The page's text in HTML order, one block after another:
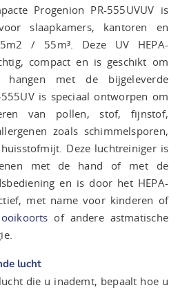
Progenion PR-555UVUV is
slaapkamers, kantoren en
/ 55m³. Deze UV HEPA-
compact en is geschikt om
met de bijgeleverde
is speciaal ontworpen om
van pollen, stof, fijnstof,
zoals schimmelsporen,
Deze luchtreiniger is
met de hand of met de
en is door het HEPA-
met name voor kinderen of
of andere astmatische
lucht
die u inademt, bepaalt hoe u